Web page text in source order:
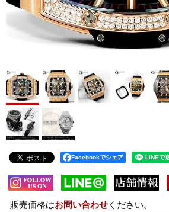
Facebookでシェア
販売価格はお問い合わせ ください。